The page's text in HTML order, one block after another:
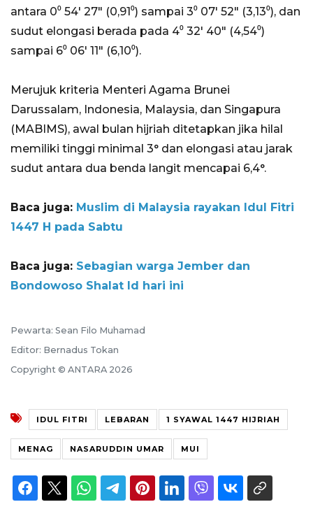
antara 0⁰ 54' 27" (0,91⁰) sampai 3⁰ 07' 52" (3,13⁰), dan
sudut elongasi berada pada 4⁰ 32' 40" (4,54⁰)
sampai 6⁰ 06' 11" (6,10⁰).
Merujuk kriteria Menteri Agama Brunei
Darussalam, Indonesia, Malaysia, dan Singapura
(MABIMS), awal bulan hijriah ditetapkan jika hilal
memiliki tinggi minimal 3° dan elongasi atau jarak
sudut antara dua benda langit mencapai 6,4°.
Baca juga: Muslim di Malaysia rayakan Idul Fitri
1447 H pada Sabtu
Baca juga: Sebagian warga Jember dan
Bondowoso Shalat Id hari ini
Pewarta: Sean Filo Muhamad
Editor: Bernadus Tokan
Copyright © ANTARA 2026
IDUL FITRI LEBARAN 1 SYAWAL 1447 HIJRIAH
MENAG NASARUDDIN UMAR MUI